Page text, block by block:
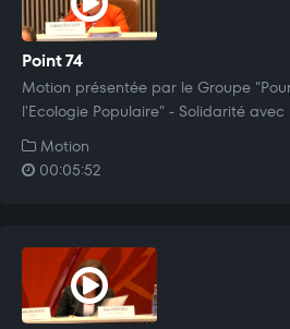
Point 74
Motion présentée par le Groupe
l'Ecologie Populaire" - Solidarité
Motion
00:05:52